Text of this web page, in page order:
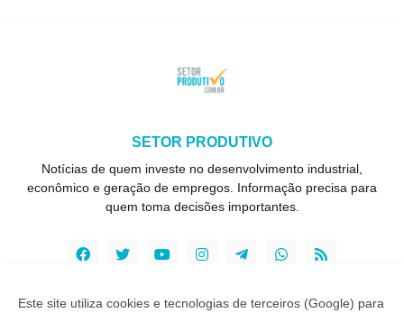
SETOR PRODUTIVO
Notícias de quem investe no desenvolvimento industrial,
econômico e geração de empregos. Informação precisa para
quem toma decisões importantes.
Este site utiliza cookies e tecnologias de terceiros (Google) para